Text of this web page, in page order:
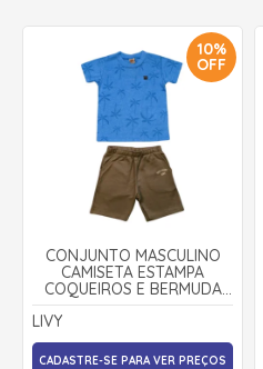
10%
OFF
CONJUNTO MASCULINO
CAMISETA ESTAMPA
COQUEIROS E BERMUDA
MOLETINHO 9312 - LIVY
LIVY
CADASTRE-SE PARA VER PREÇOS